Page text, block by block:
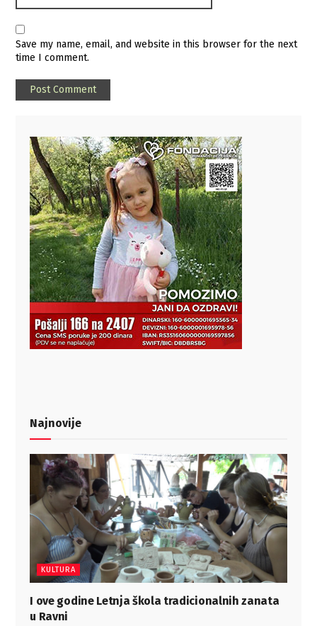
Save my name, email, and website in this browser for the next
time I comment.
Najnovije
KULTURA
I ove godine Letnja škola tradicionalnih zanata
u Ravni